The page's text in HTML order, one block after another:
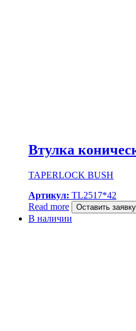
Втулка
TAPERLOCK BUSH
Артикул: TL2517*42
Read more
Оставить заявку
В наличии